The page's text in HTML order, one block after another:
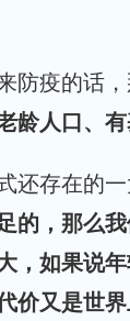
防疫的话
龄人口、有
还存在的一
的，那么
，如果说
价又是世